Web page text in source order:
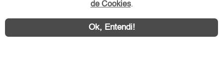
de Cookies.
Ok, Entendi!